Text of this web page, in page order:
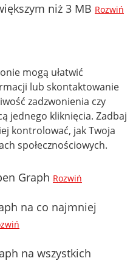
niż 3 MB Rozwiń
mogą ułatwić
lub skontaktowanie
zadzwonienia czy
jednego kliknięcia. Zadbaj
kontrolować, jak Twoja
społecznościowych.
Graph Rozwiń
na co najmniej
na wszystkich